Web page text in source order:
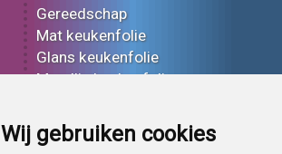
Wij gebruiken cookies
Gereedschap
Mat keukenfolie
Glans keukenfolie
Metallic keukenfolie
Effect keukenfolie
Bedrukt keukenfolie